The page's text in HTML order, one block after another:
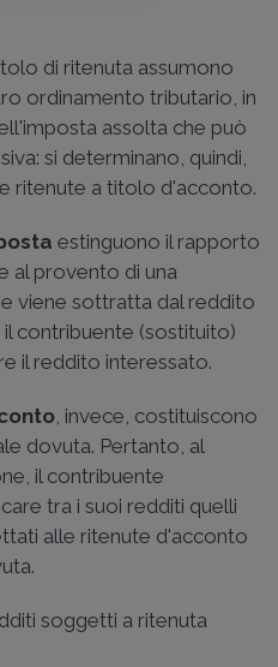
di ritenuta assumono
ordinamento tributario, in
assolta che può
si determinano, quindi,
ritenute a titolo d'acconto.
estinguono il rapporto
al provento di una
viene sottratta dal reddito
contribuente (sostituito)
il reddito interessato.
, invece, costituiscono
dovuta. Pertanto, al
il contribuente
tra i suoi redditi quelli
alle ritenute d'acconto
soggetti a ritenuta